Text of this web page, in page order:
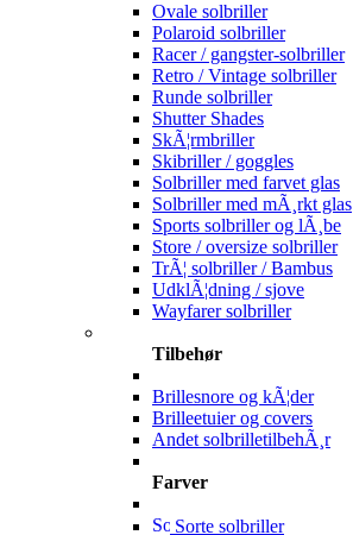
Ovale solbriller
Polaroid solbriller
Racer / gangster-solbriller
Retro / Vintage solbriller
Runde solbriller
Shutter Shades
SkÃ¦rmbriller
Skibriller / goggles
Solbriller med farvet glas
Solbriller med mÃ¸rkt glas
Sports solbriller og lÃ¸be
Store / oversize solbriller
TrÃ¦ solbriller / Bambus
UdklÃ¦dning / sjove
Wayfarer solbriller
Tilbehør
Brillesnore og kÃ¦der
Brilleetuier og covers
Andet solbrilletilbehÃ¸r
Farver
Sorte solbriller